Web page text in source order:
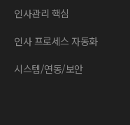
인사관리 핵심
인사 프로세스 자동화
시스템/연동/보안